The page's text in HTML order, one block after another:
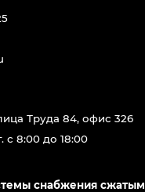
Труда 84, офис 326
с 8:00 до 18:00
снабжения